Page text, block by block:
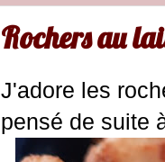
Rochers au
J'adore les
pensé de suite